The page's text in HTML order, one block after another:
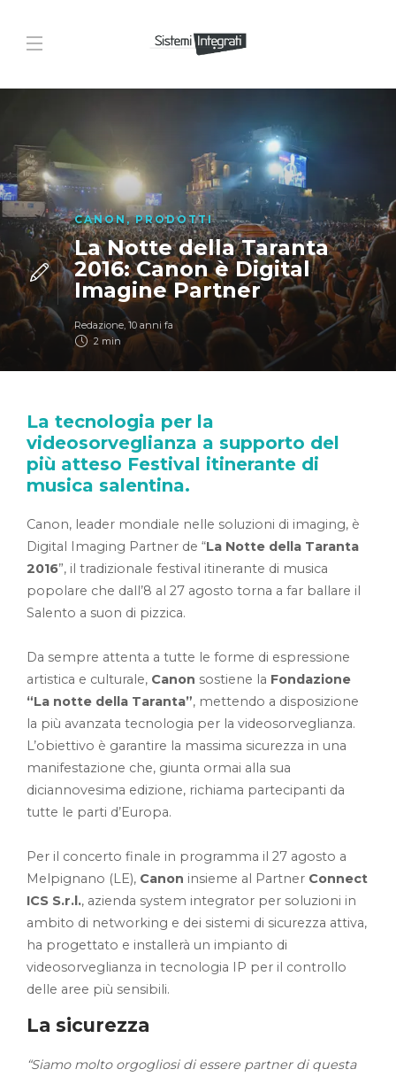
CANON,PRODOTTI
La Notte della Taranta
2016: Canon è Digital
Imagine Partner
Redazione, 10 anni fa
2 min
La tecnologia per la
videosorveglianza a supporto del
più atteso Festival itinerante di
musica salentina.
Canon, leader mondiale nelle soluzioni di imaging, è
Digital Imaging Partner de “La Notte della Taranta
2016”, il tradizionale festival itinerante di musica
popolare che dall’8 al 27 agosto torna a far ballare il
Salento a suon di pizzica.
Da sempre attenta a tutte le forme di espressione
artistica e culturale, Canon sostiene la Fondazione
“La notte della Taranta”, mettendo a disposizione
la più avanzata tecnologia per la videosorveglianza.
L’obiettivo è garantire la massima sicurezza in una
manifestazione che, giunta ormai alla sua
diciannovesima edizione, richiama partecipanti da
tutte le parti d’Europa.
Per il concerto finale in programma il 27 agosto a
Melpignano (LE), Canon insieme al Partner Connect
ICS S.r.l., azienda system integrator per soluzioni in
ambito di networking e dei sistemi di sicurezza attiva,
ha progettato e installerà un impianto di
videosorveglianza in tecnologia IP per il controllo
delle aree più sensibili.
La sicurezza
“Siamo molto orgogliosi di essere partner di questa